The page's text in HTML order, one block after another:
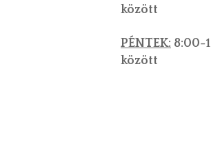
között
PÉNTEK: 8:00-
között